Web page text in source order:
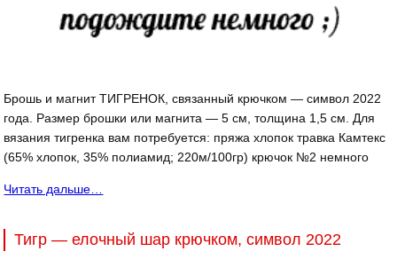
Брошь и магнит ТИГРЕНОК, связанный крючком — символ 2022
года. Размер брошки или магнита — 5 см, толщина 1,5 см. Для
вязания тигренка вам потребуется: пряжа хлопок травка Камтекс
(65% хлопок, 35% полиамид; 220м/100гр) крючок №2 немного
Читать дальше…
Тигр — елочный шар крючком, символ 2022